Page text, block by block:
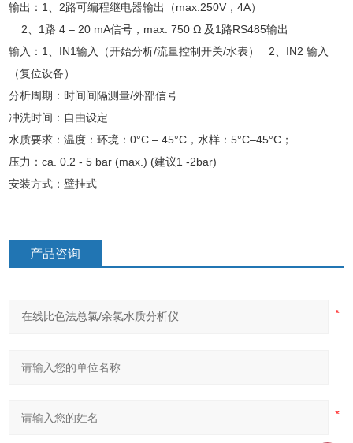
输出：1、2路可编程继电器输出（max.250V，4A）
2、1路 4 – 20 mA信号，max. 750 Ω 及1路RS485输出
输入：1、IN1输入（开始分析/流量控制开关/水表） 2、IN2 输入
（复位设备）
分析周期：时间间隔测量/外部信号
冲洗时间：自由设定
水质要求：温度：环境：0°C – 45°C，水样：5°C–45°C；
压力：ca. 0.2 - 5 bar (max.) (建议1 -2bar)
安装方式：壁挂式
产品咨询